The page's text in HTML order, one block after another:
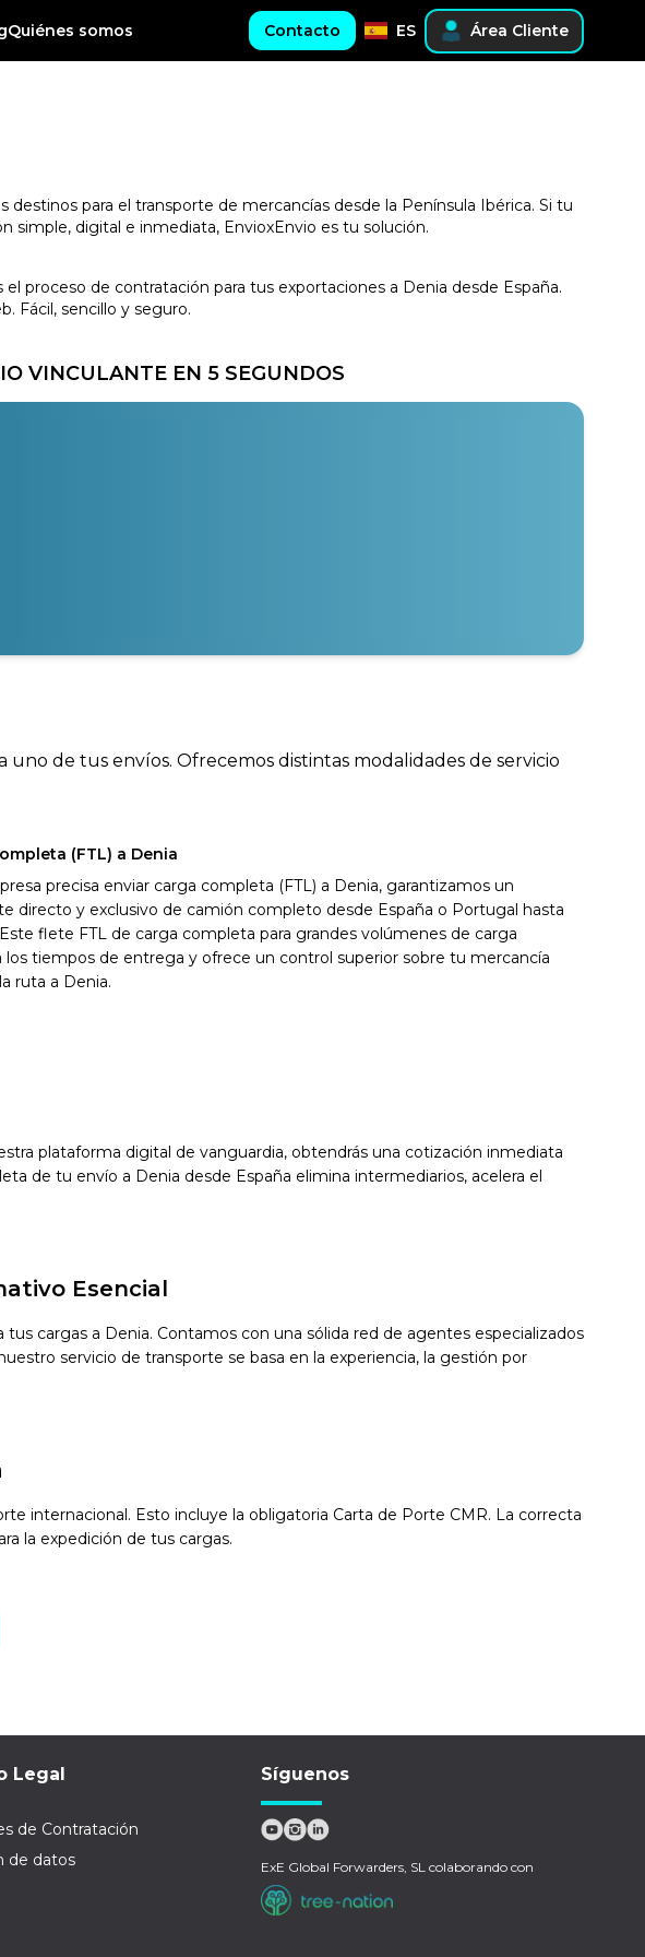
Quiénes somos Contacto ES Área Cliente
para el transporte de mercancías desde la Península Ibérica. Si tu
simple, digital e inmediata, EnvioxEnvio es tu solución.
proceso de contratación para tus exportaciones a Denia desde España.
Fácil, sencillo y seguro.
VINCULANTE EN 5 SEGUNDOS
de tus envíos. Ofrecemos distintas modalidades de servicio
(FTL) a Denia
precisa enviar carga completa (FTL) a Denia, garantizamos un
directo y exclusivo de camión completo desde España o Portugal hasta
flete FTL de carga completa para grandes volúmenes de carga
los tiempos de entrega y ofrece un control superior sobre tu mercancía
ruta a Denia.
plataforma digital de vanguardia, obtendrás una cotización inmediata
de tu envío a Denia desde España elimina intermediarios, acelera el
Esencial
cargas a Denia. Contamos con una sólida red de agentes especializados
servicio de transporte se basa en la experiencia, la gestión por
internacional. Esto incluye la obligatoria Carta de Porte CMR. La correcta
la expedición de tus cargas.
Legal
de Contratación
de datos
Síguenos
ExE Global Forwarders, SL colaborando con